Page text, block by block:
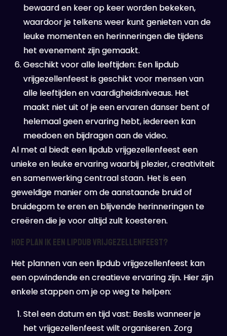
bewaard en keer op keer worden bekeken,
waardoor je telkens weer kunt genieten van de
leuke momenten en herinneringen die tijdens
het evenement zijn gemaakt.
Geschikt voor alle leeftijden: Een lipdub
vrijgezellenfeest is geschikt voor mensen van
alle leeftijden en vaardigheidsniveaus. Het
maakt niet uit of je een ervaren danser bent of
helemaal geen ervaring hebt, iedereen kan
meedoen en bijdragen aan de video.
Al met al biedt een lipdub vrijgezellenfeest een
unieke en leuke ervaring waarbij plezier, creativiteit
en samenwerking centraal staan. Het is een
geweldige manier om de aanstaande bruid of
bruidegom te eren en blijvende herinneringen te
creëren die je voor altijd zult koesteren.
Hoe plan ik een lipdub vrijgezellenfeest?
Het plannen van een lipdub vrijgezellenfeest kan
een opwindende en creatieve ervaring zijn. Hier zijn
enkele stappen om je op weg te helpen:
Stel een datum en tijd vast: Beslis wanneer je
het vrijgezellenfeest wilt organiseren. Zorg